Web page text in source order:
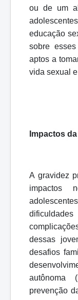
ou de um
educação
sobre
aptos a
vida sexual
Impactos
A gravidez
impactos
dessas
desafios
autônoma
prevenção